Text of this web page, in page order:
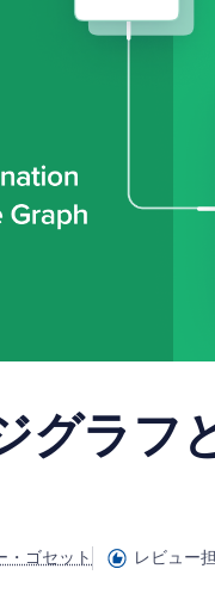
グラフ
・ゴセット レビュー